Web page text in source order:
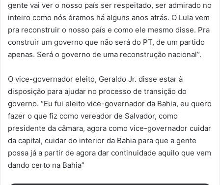
gente vai ver o nosso país ser respeitado, ser admirado no
inteiro como nós éramos há alguns anos atrás. O Lula vem
pra reconstruir o nosso país e como ele mesmo disse. Pra
construir um governo que não será do PT, de um partido
apenas. Será o governo de uma reconstrução nacional”.
O vice-governador eleito, Geraldo Jr. disse estar à
disposição para ajudar no processo de transição do
governo. “Eu fui eleito vice-governador da Bahia, eu quero
fazer o que fiz como vereador de Salvador, como
presidente da câmara, agora como vice-governador cuidar
da capital, cuidar do interior da Bahia para que a gente
possa já a partir de agora dar continuidade aquilo que vem
dando certo na Bahia”